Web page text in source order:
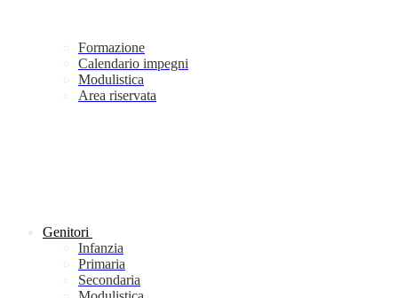
Formazione
Calendario impegni
Modulistica
Area riservata
Genitori
Infanzia
Primaria
Secondaria